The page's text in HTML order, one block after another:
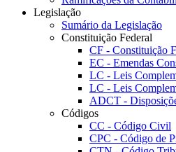
Legislação
Sumário da Legislação
Constituição Federal
CF - Constituição
EC - Emendas
LC - Leis
LC - Leis
ADCT -
Códigos
CC - Código Civil
CPC - Código de